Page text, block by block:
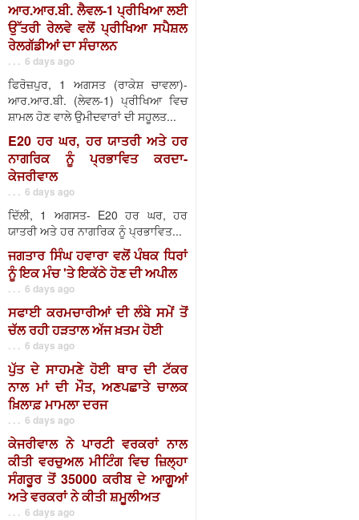
ਆਰ.ਆਰ.ਬੀ. ਲੈਵਲ-1 ਪ੍ਰੀਖਿਆ ਲਈ
ਉੱਤਰੀ ਰੇਲਵੇ ਵਲੋਂ ਪ੍ਰੀਖਿਆ ਸਪੈਸ਼ਲ
ਰੇਲਗੱਡੀਆਂ ਦਾ ਸੰਚਾਲਨ
. . . 6 days ago
ਫਿਰੋਜ਼ਪੁਰ, 1 ਅਗਸਤ (ਰਾਕੇਸ਼ ਚਾਵਲਾ)-
ਆਰ.ਆਰ.ਬੀ. (ਲੇਵਲ-1) ਪ੍ਰੀਖਿਆ ਵਿਚ
ਸ਼ਾਮਲ ਹੋਣ ਵਾਲੇ ਉਮੀਦਵਾਰਾਂ ਦੀ ਸਹੂਲਤ...
E20 ਹਰ ਘਰ, ਹਰ ਯਾਤਰੀ ਅਤੇ ਹਰ
ਨਾਗਰਿਕ ਨੂੰ ਪ੍ਰਭਾਵਿਤ ਕਰਦਾ-
ਕੇਜਰੀਵਾਲ
. . . 6 days ago
ਦਿੱਲੀ, 1 ਅਗਸਤ- E20 ਹਰ ਘਰ, ਹਰ
ਯਾਤਰੀ ਅਤੇ ਹਰ ਨਾਗਰਿਕ ਨੂੰ ਪ੍ਰਭਾਵਿਤ...
ਜਗਤਾਰ ਸਿੰਘ ਹਵਾਰਾ ਵਲੋਂ ਪੰਥਕ ਧਿਰਾਂ
ਨੂੰ ਇਕ ਮੰਚ 'ਤੇ ਇਕੱਠੇ ਹੋਣ ਦੀ ਅਪੀਲ
. . . 6 days ago
ਸਫਾਈ ਕਰਮਚਾਰੀਆਂ ਦੀ ਲੰਬੇ ਸਮੇਂ ਤੋਂ
ਚੱਲ ਰਹੀ ਹੜਤਾਲ ਅੱਜ ਖ਼ਤਮ ਹੋਈ
. . . 6 days ago
ਪੁੱਤ ਦੇ ਸਾਹਮਣੇ ਹੋਈ ਥਾਰ ਦੀ ਟੱਕਰ
ਨਾਲ ਮਾਂ ਦੀ ਮੌਤ, ਅਣਪਛਾਤੇ ਚਾਲਕ
ਖ਼ਿਲਾਫ਼ ਮਾਮਲਾ ਦਰਜ
. . . 6 days ago
ਕੇਜਰੀਵਾਲ ਨੇ ਪਾਰਟੀ ਵਰਕਰਾਂ ਨਾਲ
ਕੀਤੀ ਵਰਚੁਅਲ ਮੀਟਿੰਗ ਵਿਚ ਜ਼ਿਲ੍ਹਾ
ਸੰਗਰੂਰ ਤੋਂ 35000 ਕਰੀਬ ਦੇ ਆਗੂਆਂ
ਅਤੇ ਵਰਕਰਾਂ ਨੇ ਕੀਤੀ ਸ਼ਮੂਲੀਅਤ
. . . 6 days ago